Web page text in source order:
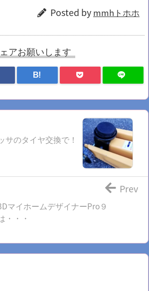
Posted by mmhトホホ
アお願いします
B!
サのタイヤ交換で！
マイホームデザイナーPro９
・・・
Prev